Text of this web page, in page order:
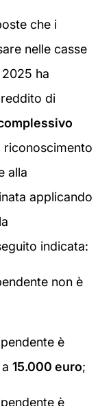
che i
nelle casse
ha
di
riconoscimento
alla
applicando
indicata:
non è
è
15.000 euro;
è